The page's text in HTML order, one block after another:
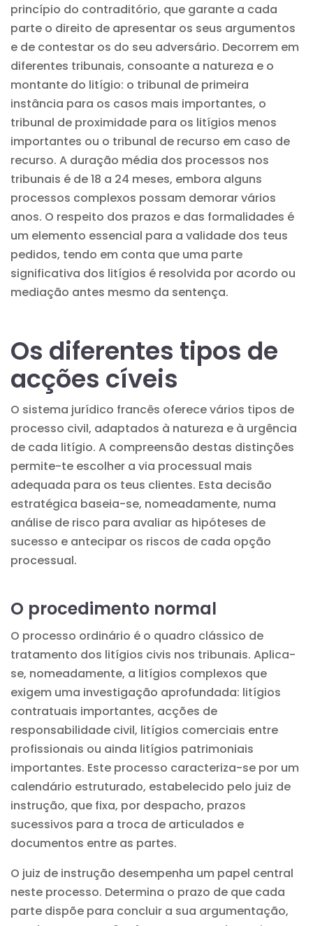
princípio do contraditório, que garante a cada
parte o direito de apresentar os seus argumentos
e de contestar os do seu adversário. Decorrem em
diferentes tribunais, consoante a natureza e o
montante do litígio: o tribunal de primeira
instância para os casos mais importantes, o
tribunal de proximidade para os litígios menos
importantes ou o tribunal de recurso em caso de
recurso. A duração média dos processos nos
tribunais é de 18 a 24 meses, embora alguns
processos complexos possam demorar vários
anos. O respeito dos prazos e das formalidades é
um elemento essencial para a validade dos teus
pedidos, tendo em conta que uma parte
significativa dos litígios é resolvida por acordo ou
mediação antes mesmo da sentença.
Os diferentes tipos de
acções cíveis
O sistema jurídico francês oferece vários tipos de
processo civil, adaptados à natureza e à urgência
de cada litígio. A compreensão destas distinções
permite-te escolher a via processual mais
adequada para os teus clientes. Esta decisão
estratégica baseia-se, nomeadamente, numa
análise de risco para avaliar as hipóteses de
sucesso e antecipar os riscos de cada opção
processual.
O procedimento normal
O processo ordinário é o quadro clássico de
tratamento dos litígios civis nos tribunais. Aplica-
se, nomeadamente, a litígios complexos que
exigem uma investigação aprofundada: litígios
contratuais importantes, acções de
responsabilidade civil, litígios comerciais entre
profissionais ou ainda litígios patrimoniais
importantes. Este processo caracteriza-se por um
calendário estruturado, estabelecido pelo juiz de
instrução, que fixa, por despacho, prazos
sucessivos para a troca de articulados e
documentos entre as partes.
O juiz de instrução desempenha um papel central
neste processo. Determina o prazo de que cada
parte dispõe para concluir a sua argumentação,